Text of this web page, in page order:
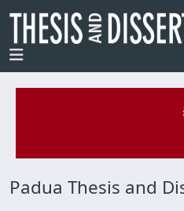
Padua Thesis and